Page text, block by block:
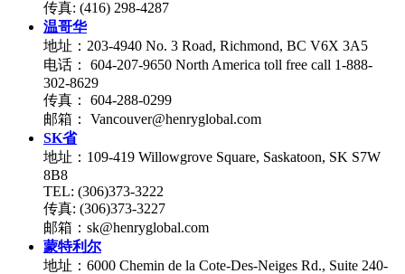
传真: (416) 298-4287
温哥华
地址：203-4940 No. 3 Road, Richmond, BC V6X 3A5
电话： 604-207-9650 North America toll free call 1-888-
302-8629
传真： 604-288-0299
邮箱： Vancouver@henryglobal.com
SK省
地址：109-419 Willowgrove Square, Saskatoon, SK S7W
8B8
TEL: (306)373-3222
传真: (306)373-3227
邮箱：sk@henryglobal.com
蒙特利尔
地址：6000 Chemin de la Cote-Des-Neiges Rd., Suite 240-